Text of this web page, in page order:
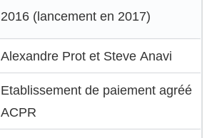
2016 (lancement en 2017)
Alexandre Prot et Steve Anavi
Etablissement de paiement agréé
ACPR